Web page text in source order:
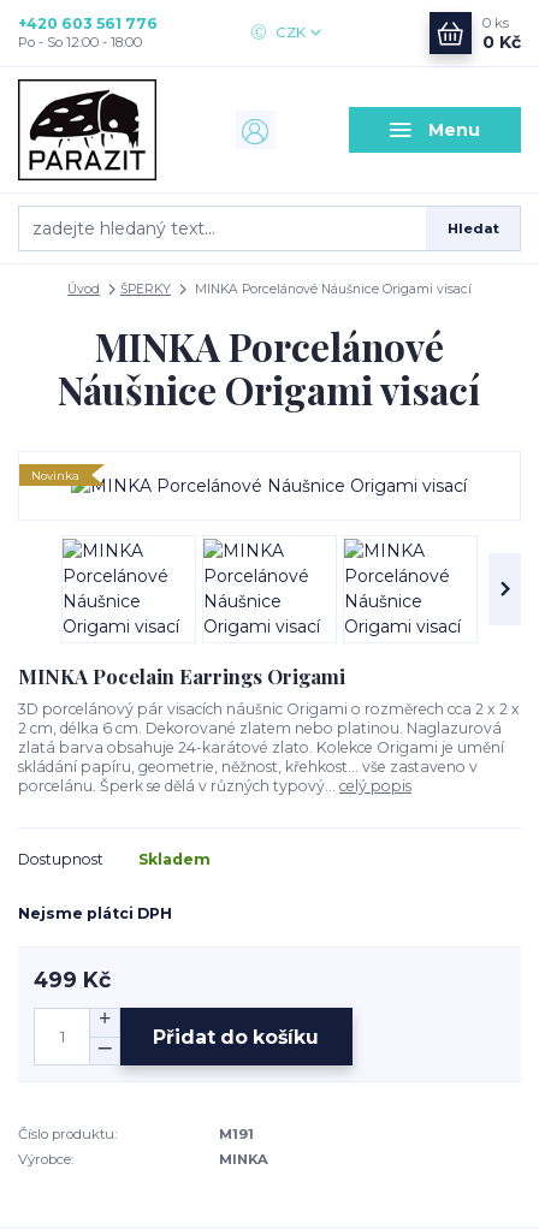
Menu
CZK
Hledat
+420 603 561 776
Po - So 12:00 - 18:00
0 ks
0 Kč
Úvod ŠPERKY MINKA Porcelánové Náušnice Origami visací
MINKA Porcelánové
Náušnice Origami visací
Novinka
MINKA Pocelain Earrings Origami
3D porcelánový pár visacích náušnic Origami o rozměrech cca 2 x 2 x
2 cm, délka 6 cm. Dekorované zlatem nebo platinou. Naglazurová
zlatá barva obsahuje 24-karátové zlato. Kolekce Origami je umění
skládání papíru, geometrie, něžnost, křehkost… vše zastaveno v
porcelánu. Šperk se dělá v různých typový... celý popis
Dostupnost Skladem
Nejsme plátci DPH
499 Kč
Přidat do košíku
Číslo produktu:
M191
Výrobce:
MINKA